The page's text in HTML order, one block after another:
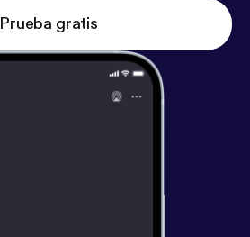
Prueba gratis